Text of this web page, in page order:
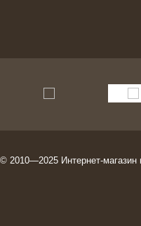
© 2010—2025 Интернет-магазин